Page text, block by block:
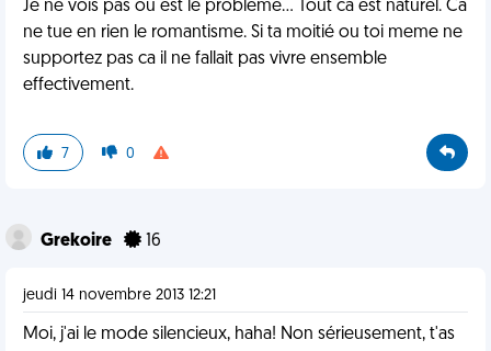
Je ne vois pas ou est le problème... Tout ca est naturel. Ca
ne tue en rien le romantisme. Si ta moitié ou toi meme ne
supportez pas ca il ne fallait pas vivre ensemble
effectivement.
7 0
Grekoire 16
jeudi 14 novembre 2013 12:21
Moi, j'ai le mode silencieux, haha! Non sérieusement, t'as